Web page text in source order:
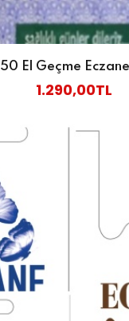
El Geçme
1.290,00TL